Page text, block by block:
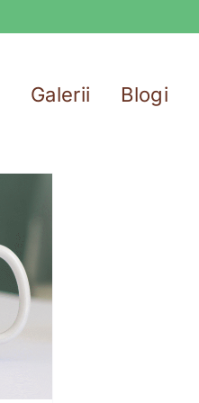
Galerii Blogi